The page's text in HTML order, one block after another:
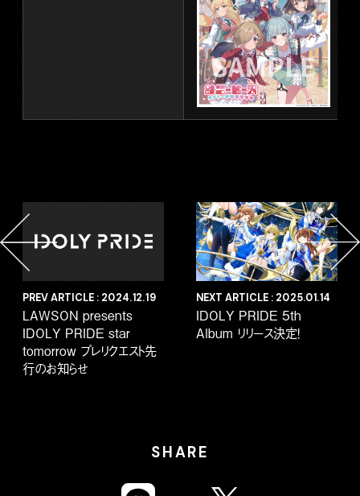
PREV ARTICLE : 2024.12.19
LAWSON presents
IDOLY PRIDE star
tomorrow プレリクエスト先
行のお知らせ
NEXT ARTICLE : 2025.01.14
IDOLY PRIDE 5th
Album リリース決定！
SHARE